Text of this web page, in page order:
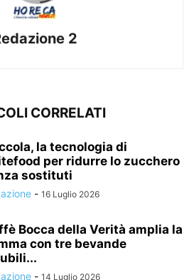
2
CORRELATI
la tecnologia di
per ridurre lo zucchero
sostituti
- 16 Luglio 2026
Bocca della Verità amplia la
con tre bevande
- 14 Luglio 2026